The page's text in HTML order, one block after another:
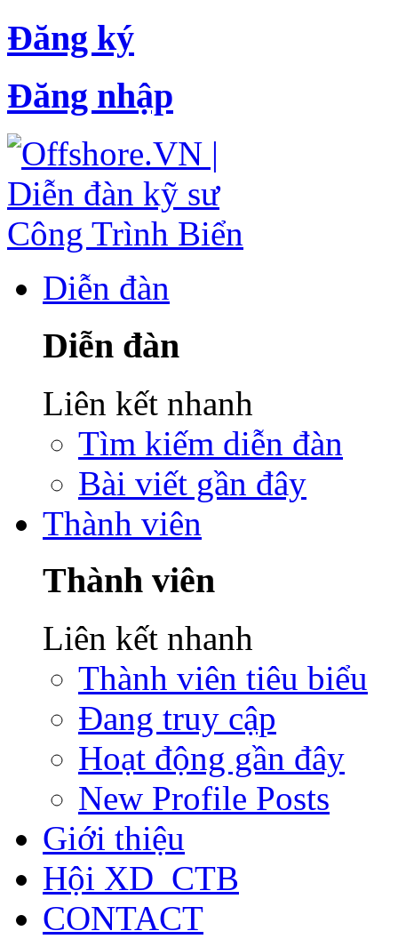
Đăng ký
Đăng nhập
Diễn đàn
Diễn đàn
Liên kết nhanh
Tìm kiếm diễn đàn
Bài viết gần đây
Thành viên
Thành viên
Liên kết nhanh
Thành viên tiêu biểu
Đang truy cập
Hoạt động gần đây
New Profile Posts
Giới thiệu
Hội XD_CTB
CONTACT